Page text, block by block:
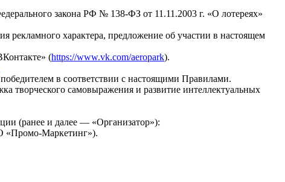
закона РФ № 138-ФЗ от 11.11.2003 г. «О лотереях»
характера, предложение об участии в настоящем
(https://www.vk.com/aeropark).
в соответствии с настоящими Правилами.
творческого самовыражения и развитие интеллектуальных
(ранее и далее — «Организатор»):
«Промо-Маркетинг»).